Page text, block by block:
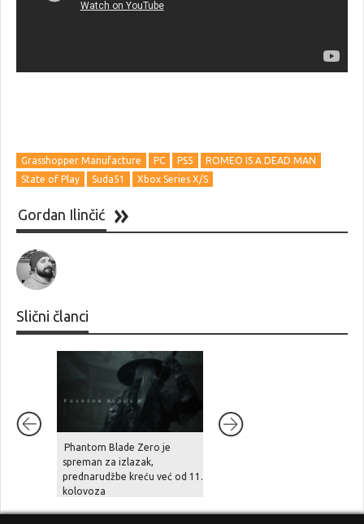
Grasshopper Manufacture PC PS5
ROMEO IS A DEAD MAN
State of Play
Suda51 Xbox Series X/S
Gordan Ilinčić
Slični članci
Phantom Blade Zero je
spreman za izlazak,
prednarudžbe kreću već od 11.
kolovoza